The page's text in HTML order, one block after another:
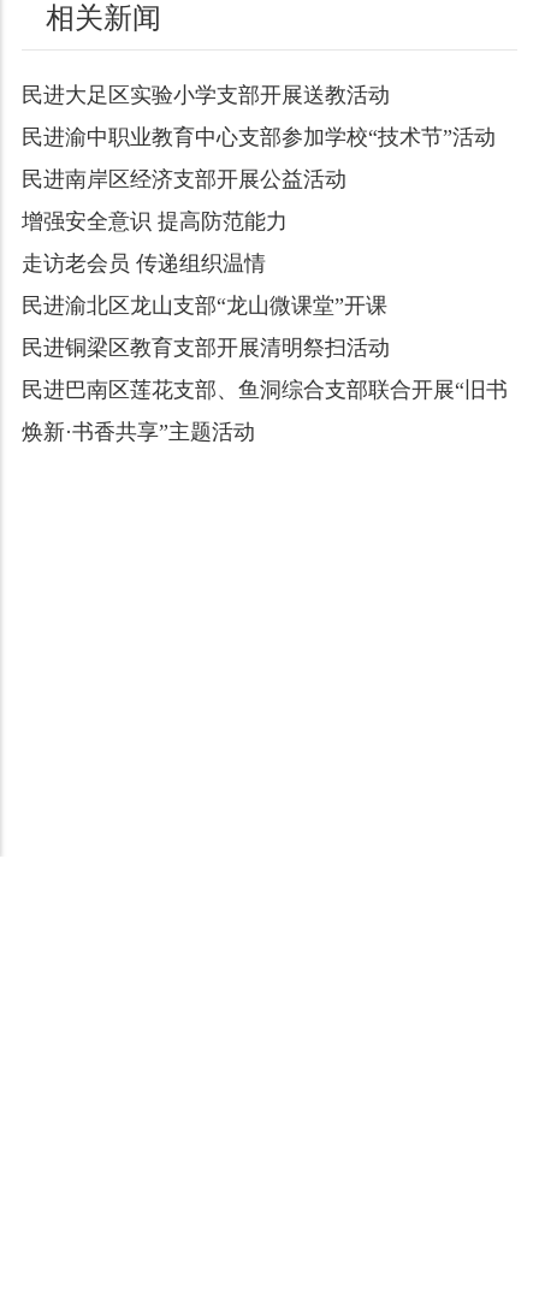
相关新闻
民进大足区实验小学支部开展送教活动
民进渝中职业教育中心支部参加学校“技术节”活动
民进南岸区经济支部开展公益活动
增强安全意识 提高防范能力
走访老会员 传递组织温情
民进渝北区龙山支部“龙山微课堂”开课
民进铜梁区教育支部开展清明祭扫活动
民进巴南区莲花支部、鱼洞综合支部联合开展“旧书
焕新·书香共享”主题活动